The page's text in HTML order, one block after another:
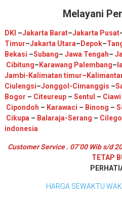
Melayani
DKI –Jakarta Barat–Jakarta Pusat
Timur–Jakarta Utara– Depok–
Bekasi –Subang– Jawa Tengah–
Cibitung– Karawang Palembang–
Jambi-Kalimatan timur–
Ciulengsi–Jonggol -Cimanggis –
Bogor – Citeureup – Sentul – Ciawi
Cipondoh – Karawaci – Binong –
Cikupa – Balaraja-Serang –
indonesia
Customer Service . 07’00 Wib s/d
TETAP
HARGA SEWAKTU